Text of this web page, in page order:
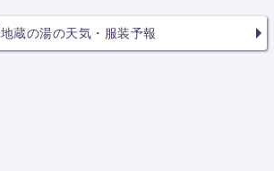
地蔵の湯の天気・服装予報